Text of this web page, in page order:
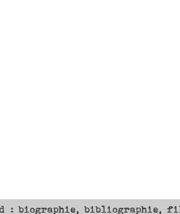
: biographie, bibliographie,